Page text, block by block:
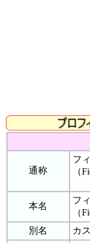
通称
フ
（
本名
フ
（
別名
カ